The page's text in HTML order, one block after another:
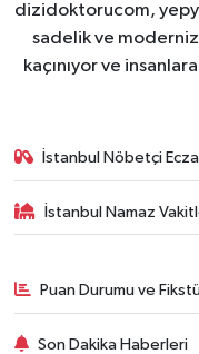
dizidoktorucom,
sadelik ve
kaçınıyor ve
İstanbul Nöbetçi
İstanbul Namaz
Puan Durumu ve
Son Dakika Haberleri